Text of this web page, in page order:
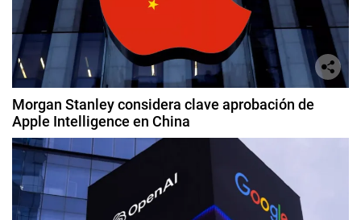
Morgan Stanley considera clave aprobación de
Apple Intelligence en China